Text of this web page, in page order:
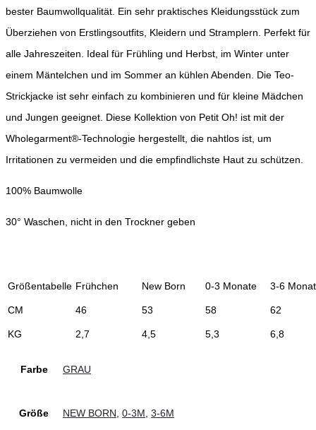
bester Baumwollqualität. Ein sehr praktisches Kleidungsstück zum
Überziehen von Erstlingsoutfits, Kleidern und Stramplern. Perfekt für
alle Jahreszeiten. Ideal für Frühling und Herbst, im Winter unter
einem Mäntelchen und im Sommer an kühlen Abenden. Die Teo-
Strickjacke ist sehr einfach zu kombinieren und für kleine Mädchen
und Jungen geeignet. Diese Kollektion von Petit Oh! ist mit der
Wholegarment®-Technologie hergestellt, die nahtlos ist, um
Irritationen zu vermeiden und die empfindlichste Haut zu schützen.
100% Baumwolle
30° Waschen, nicht in den Trockner geben
Größentabelle Frühchen New Born 0-3 Monate 3-6
CM 46 53 58 62
KG 2,7 4,5 5,3 6,8
Farbe GRAU
Größe NEW BORN, 0-3M, 3-6M